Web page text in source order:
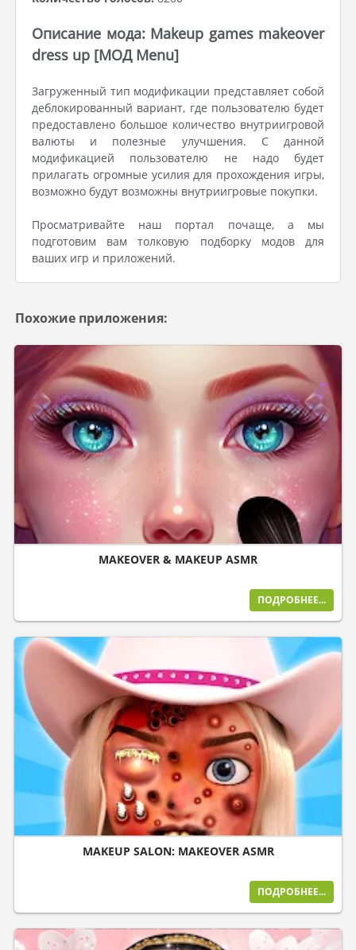
Описание мода: Makeup games makeover
dress up [МОД Menu]
Загруженный тип модификации представляет собой
деблокированный вариант, где пользователю будет
предоставлено большое количество внутриигровой
валюты и полезные улучшения. С данной
модификацией пользователю не надо будет
прилагать огромные усилия для прохождения игры,
возможно будут возможны внутриигровые покупки.
Просматривайте наш портал почаще, а мы
подготовим вам толковую подборку модов для
ваших игр и приложений.
Похожие приложения:
MAKEOVER & MAKEUP ASMR
ПОДРОБНЕЕ...
MAKEUP SALON: MAKEOVER ASMR
ПОДРОБНЕЕ...